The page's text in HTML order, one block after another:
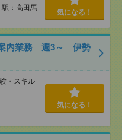
：高田馬
気になる！
案内業務 週3～ 伊勢
・スキル
気になる！